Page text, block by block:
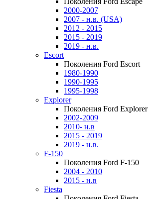
2000-2007
2007 - н.в. (USA)
2012 - 2015
2015 - 2019
2019 - н.в.
Escort
Поколения Ford Escort
1980-1990
1990-1995
1995-1998
Explorer
Поколения Ford Explorer
2002-2009
2010- н.в
2015 - 2019
2019 - н.в.
F-150
Поколения Ford F-150
2004 - 2010
2015 - н.в
Fiesta